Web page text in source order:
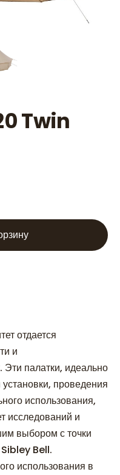
Twin
отдается
и
палатки, идеально
проведения
использования,
исследований и
выбором с точки
Sibley Bell.
использования в